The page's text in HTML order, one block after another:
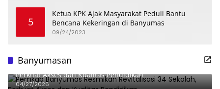
5
Ketua KPK Ajak Masyarakat Peduli Bantu
Bencana Kekeringan di Banyumas
09/24/2023
Banyumasan
Pemkab Banyumas Resmikan Revitalisasi 34 Sekolah,
Perkuat Akses dan Kualitas Pendidikan
04/27/2026